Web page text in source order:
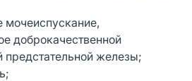
мочеиспускание,
доброкачественной
предстательной железы;